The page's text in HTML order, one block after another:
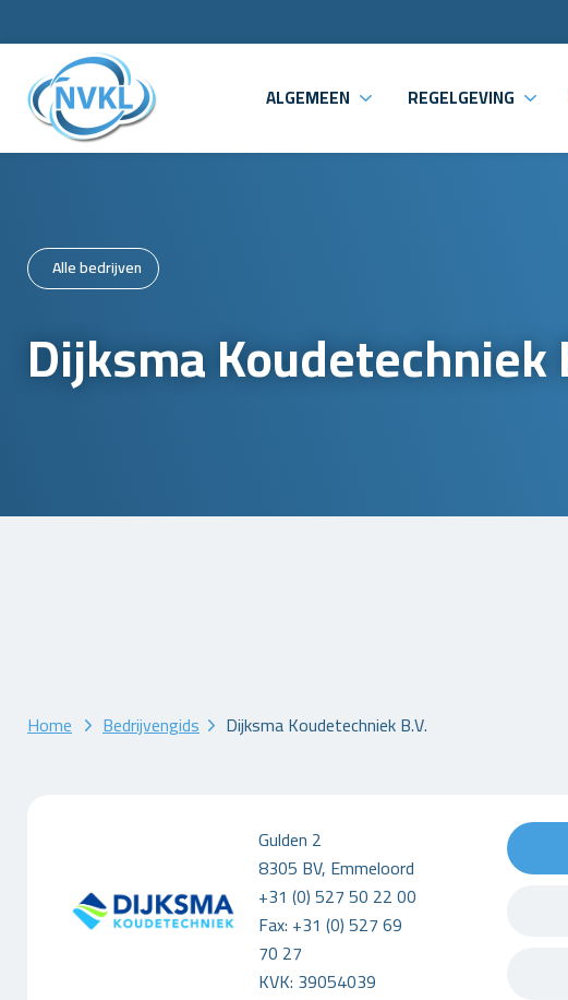
ALGEMEEN REGELGEVING
Alle bedrijven
Dijksma Koudetechniek
Home Bedrijvengids Dijksma Koudetechniek B.V.
Gulden 2
8305 BV, Emmeloord
+31 (0) 527 50 22 00
Fax: +31 (0) 527 69
70 27
KVK: 39054039